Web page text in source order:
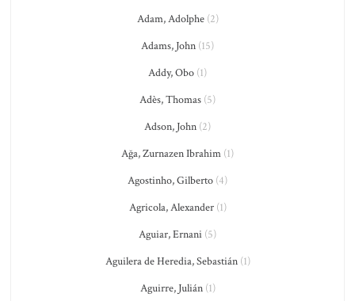
Adam, Adolphe(2)
Adams, John (15)
Addy, Obo (1)
Adès, Thomas (5)
Adson, John (2)
Ağa, Zurnazen Ibrahim (1)
Agostinho, Gilberto (4)
Agricola, Alexander(1)
Aguiar, Ernani (5)
Aguilera de Heredia, Sebastián(1)
Aguirre, Julián(1)